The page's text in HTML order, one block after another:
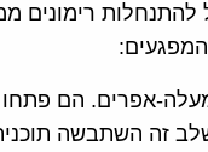
להתנחלות רימונים
אפרים. הם
זה השתבשה